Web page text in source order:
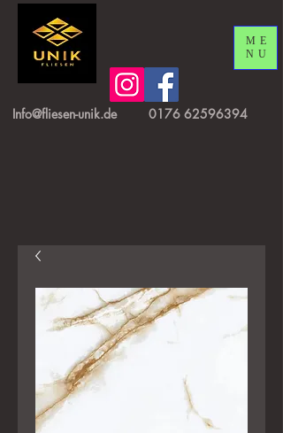
Info@fliesen-unik.de 0176 62596394
ME
NU